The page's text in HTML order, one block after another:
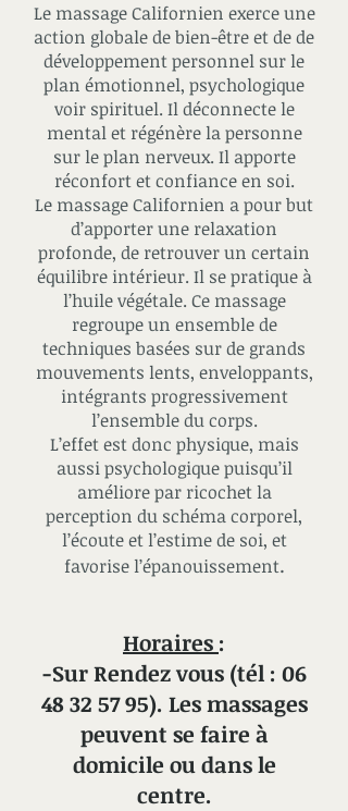
Le massage Californien exerce une
action globale de bien-être et de de
développement personnel sur le
plan émotionnel, psychologique
voir spirituel. Il déconnecte le
mental et régénère la personne
sur le plan nerveux. Il apporte
réconfort et confiance en soi.
Le massage Californien a pour but
d’apporter une relaxation
profonde, de retrouver un certain
équilibre intérieur. Il se pratique à
l’huile végétale. Ce massage
regroupe un ensemble de
techniques basées sur de grands
mouvements lents, enveloppants,
intégrants progressivement
l’ensemble du corps.
L’effet est donc physique, mais
aussi psychologique puisqu’il
améliore par ricochet la
perception du schéma corporel,
l’écoute et l’estime de soi, et
favorise l’épanouissement.
Horaires :
-Sur Rendez vous (tél : 06
48 32 57 95). Les massages
peuvent se faire à
domicile ou dans le
centre.